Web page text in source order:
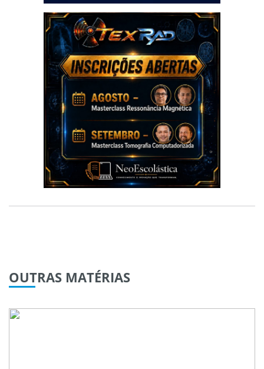
OUTRAS MATÉRIAS